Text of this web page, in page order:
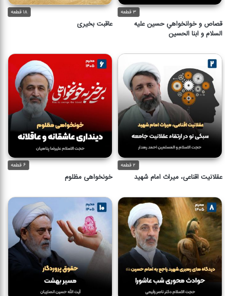
۳ قطعه
قصاص و خوانخواهیِ حسین علیه
السلام و ابنا الحسین
۱۸ قطعه
عاقبت بخیری
۲ قطعه
عقلانیت اقناعی، میراث امام شهید
۶ قطعه
خونخواهی مظلوم